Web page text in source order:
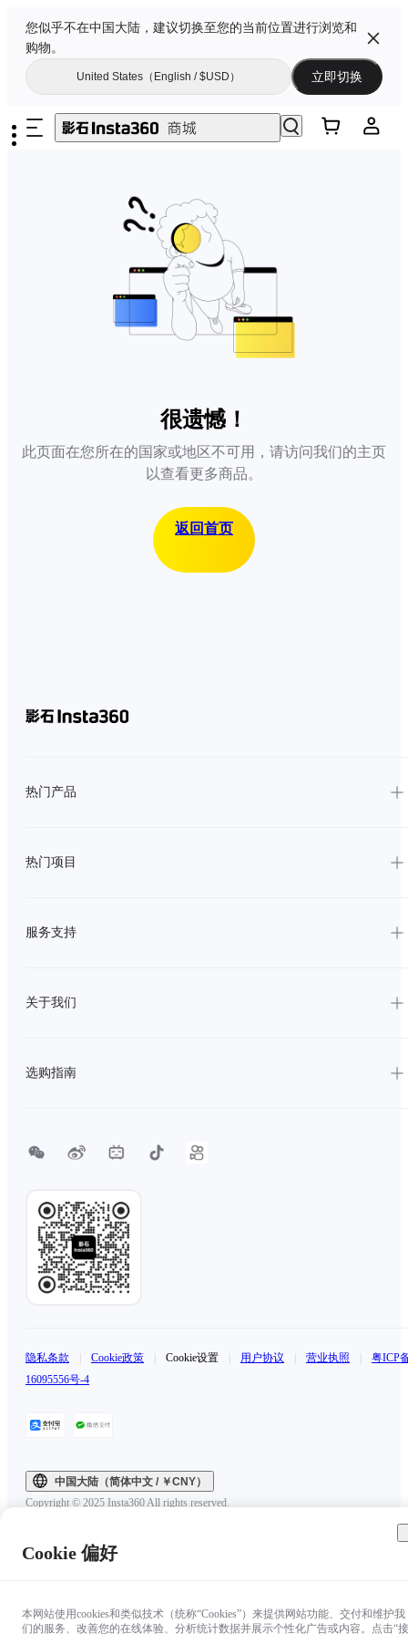
您似乎不在中国大陆，建议切换至您的当前位置进行浏览和
购物。
United States（English / $USD） 立即切换
很遗憾！
此页面在您所在的国家或地区不可用，请访问我们的主页
以查看更多商品。
返回首页
热门产品
热门项目
服务支持
关于我们
选购指南
隐私条款 Cookie政策 Cookie设置 用户协议 营业执照
粤ICP
16095556号-4
中国大陆（简体中文 / ￥CNY）
Copyright © 2025 Insta360 All rights reserved.
Cookie 偏好
本网站使用cookies和类似技术（统称“Cookies”）来提供网站功能、交付和维护我
们的服务、改善您的在线体验、分析统计数据并展示个性化广告或内容。点击“接